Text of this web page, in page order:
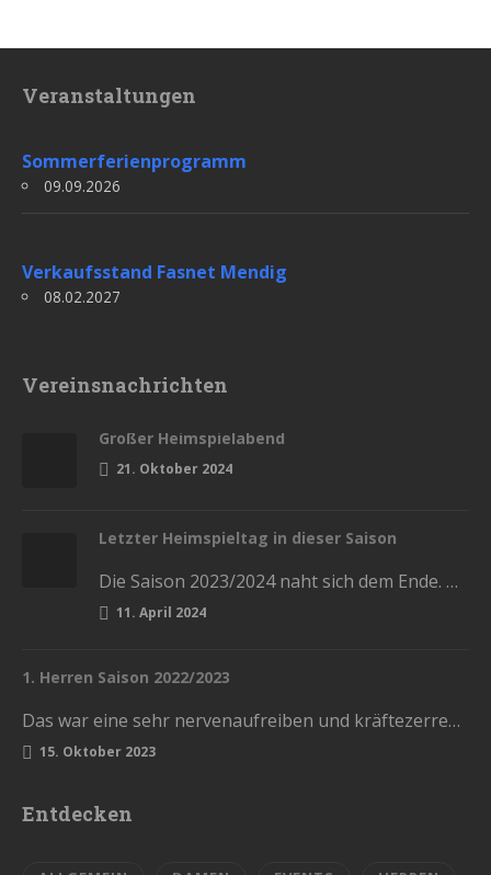
Veranstaltungen
Sommerferienprogramm
09.09.2026
Verkaufsstand Fasnet Mendig
08.02.2027
Vereinsnachrichten
Großer Heimspielabend
21. Oktober 2024
Letzter Heimspieltag in dieser Saison
Die Saison 2023/2024 naht sich dem Ende. Diesen Samstag haben wir die letzten Heimspiele in der Stadthalle. Kommt und lasst…
11. April 2024
1. Herren Saison 2022/2023
Das war eine sehr nervenaufreiben und kräftezerrende Saison. Mit einem Ende, womit wir nicht gerechnet hatten. Die Vorrunde schlossen wir…
15. Oktober 2023
Entdecken